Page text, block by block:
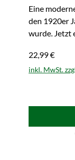
Eine
den 1920er
wurde. Jetzt
22,99 €
inkl. MwSt.